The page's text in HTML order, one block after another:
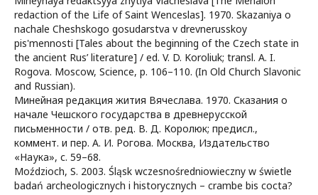
redaction of the Life of Saint Wenceslas]. 1970. Skazaniya o
nachale Cheshskogo gosudarstva v drevnerusskoy
pis'mennosti [Tales about the beginning of the Czech state in
the ancient Rus’ literature] / ed. V. D. Koroliuk; transl. A. I.
Rogova. Moscow, Science, p. 106–110. (In Old Church Slavonic
and Russian).
Минейная редакция жития Вячеслава. 1970. Сказания о
начале Чешского государства в древнерусской
письменности / отв. ред. В. Д. Королюк; предисл.,
коммент. и пер. А. И. Рогова. Москва, Издательство
«Наука», с. 59–68.
Moździoch, S. 2003. Śląsk wczesnośredniowieczny w świetle
badań archeologicznych i historycznych – crambe bis cocta?